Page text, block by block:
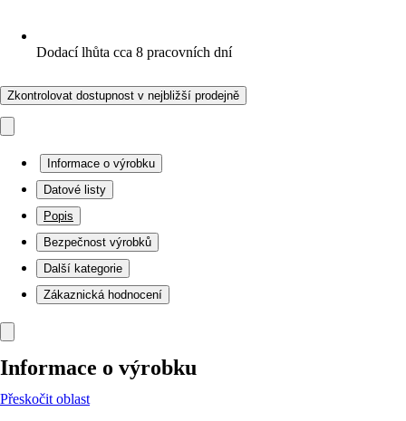
Dodací lhůta cca 8 pracovních dní
Zkontrolovat dostupnost v nejbližší prodejně
Informace o výrobku
Datové listy
Popis
Bezpečnost výrobků
Další kategorie
Zákaznická hodnocení
Informace o výrobku
Přeskočit oblast